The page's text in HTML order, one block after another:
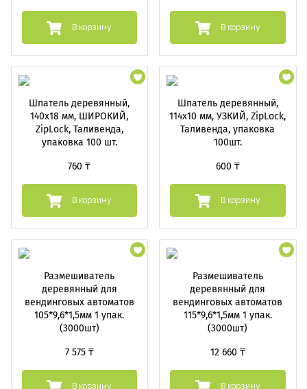
В корзину В корзину
Шпатель деревянный,
140х18 мм, ШИРОКИЙ,
ZipLock, Таливенда,
упаковка 100 шт.
760 ₸
В корзину
Шпатель деревянный,
114х10 мм, УЗКИЙ, ZipLock,
Таливенда, упаковка
100шт.
600 ₸
В корзину
Размешиватель
деревянный для
вендинговых автоматов
105*9,6*1,5мм 1 упак.
(3000шт)
7 575 ₸
В корзину
Размешиватель
деревянный для
вендинговых автоматов
115*9,6*1,5мм 1 упак.
(3000шт)
12 660 ₸
В корзину